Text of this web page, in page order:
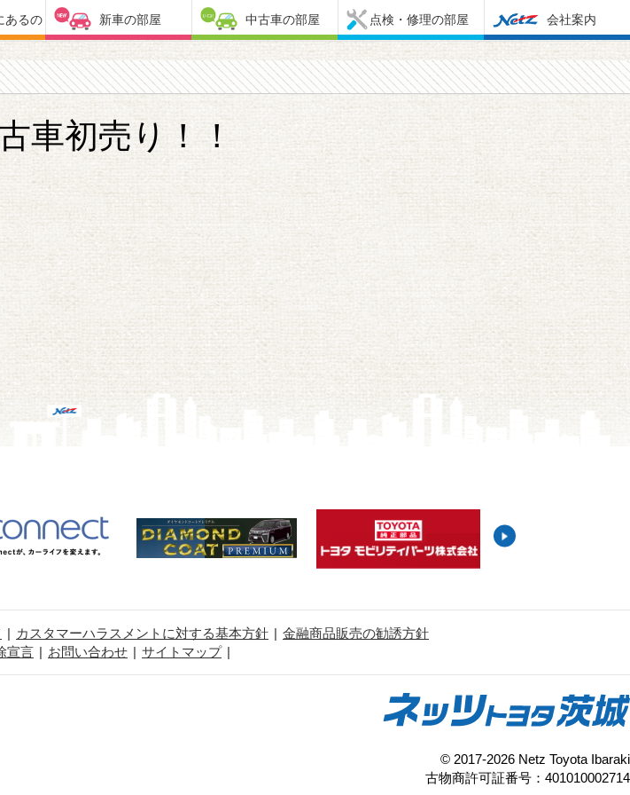
あるの 新車の部屋 中古車の部屋 点検・修理の部屋 会社案内
車初売り！！
カスタマーハラスメントに対する基本方針
金融商品販売の勧誘方針
宣言
お問い合わせ サイトマップ
© 2017-2026 Netz Toyota Ibaraki
古物商許可証番号：401010002714